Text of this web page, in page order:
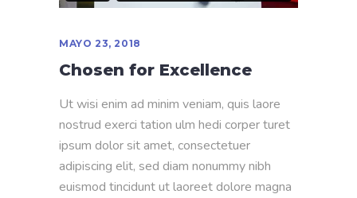
MAYO 23, 2018
Chosen for Excellence
Ut wisi enim ad minim veniam, quis laore
nostrud exerci tation ulm hedi corper turet
ipsum dolor sit amet, consectetuer
adipiscing elit, sed diam nonummy nibh
euismod tincidunt ut laoreet dolore magna